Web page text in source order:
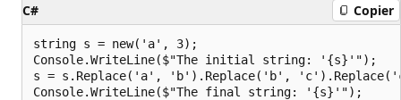
C# Copier
string s = new('a', 3);
Console.WriteLine($"The initial string: '{s}'");
s = s.Replace('a', 'b').Replace('b',
Console.WriteLine($"The final string: '{s}'");